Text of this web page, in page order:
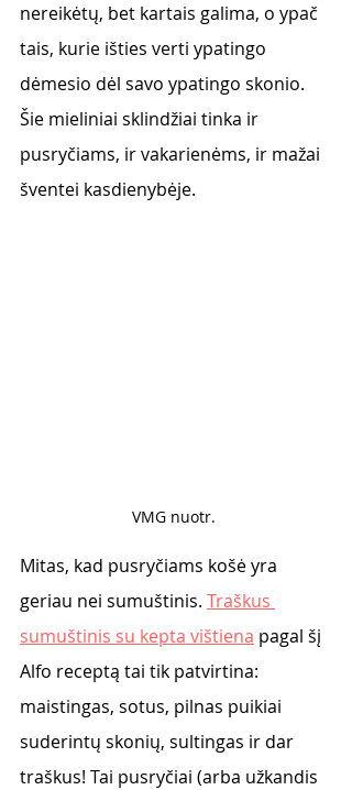
nereikėtų, bet kartais galima, o ypač
tais, kurie išties verti ypatingo
dėmesio dėl savo ypatingo skonio.
Šie mieliniai sklindžiai tinka ir
pusryčiams, ir vakarienėms, ir mažai
šventei kasdienybėje.
VMG nuotr.
Mitas, kad pusryčiams košė yra
geriau nei sumuštinis. Traškus
sumuštinis su kepta vištiena pagal šį
Alfo receptą tai tik patvirtina:
maistingas, sotus, pilnas puikiai
suderintų skonių, sultingas ir dar
traškus! Tai pusryčiai (arba užkandis